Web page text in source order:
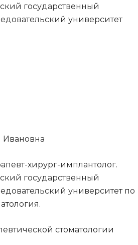
государственный
университет
хирург-имплантолог.
государственный
университет по
стоматологии